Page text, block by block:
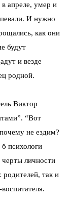
апреле, умер и
И нужно
как они
будут
и везде
родной.
Виктор
“Вот
не ездим?
психологи
черты личности
так и